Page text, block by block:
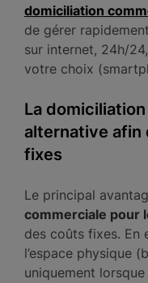
domiciliation
de gérer
sur internet, 24h/
votre choix
La
alternative afin
fixes
Le principal
commerciale pour
des coûts fixes. En
l’espace physique
uniquement